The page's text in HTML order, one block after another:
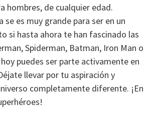
hombres, de cualquier edad.
se es muy grande para ser en un
si hasta ahora te han fascinado las
Spiderman, Batman, Iron Man o
puedes ser parte activamente en
llevar por tu aspiración y
completamente diferente. ¡En